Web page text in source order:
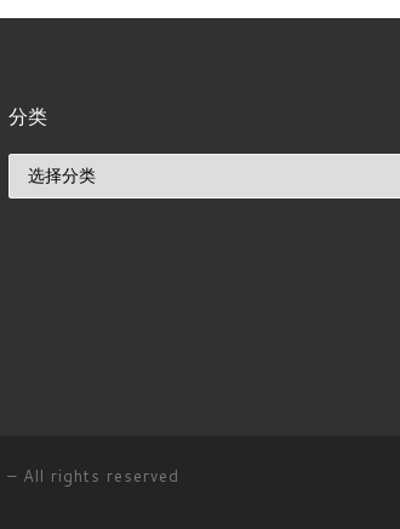
分类
– All rights reserved